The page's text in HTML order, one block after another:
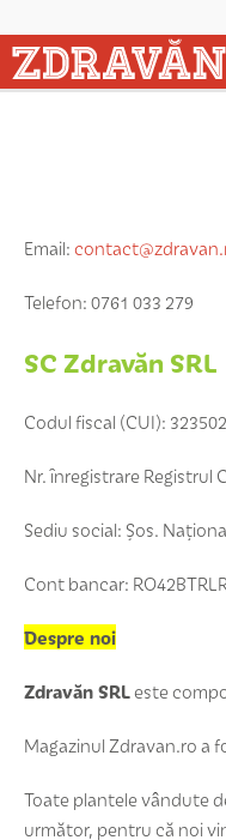
Email:
Telefon: 0761 033 279
SC Zdravăn SRL
Codul fiscal (CUI):
Nr. înregistrare Registrul
Sediu social: Șos.
Cont bancar:
Despre noi
Zdravăn SRLeste
Magazinul Zdravan.ro a
Toate plantele vândute
următor, pentru că noi